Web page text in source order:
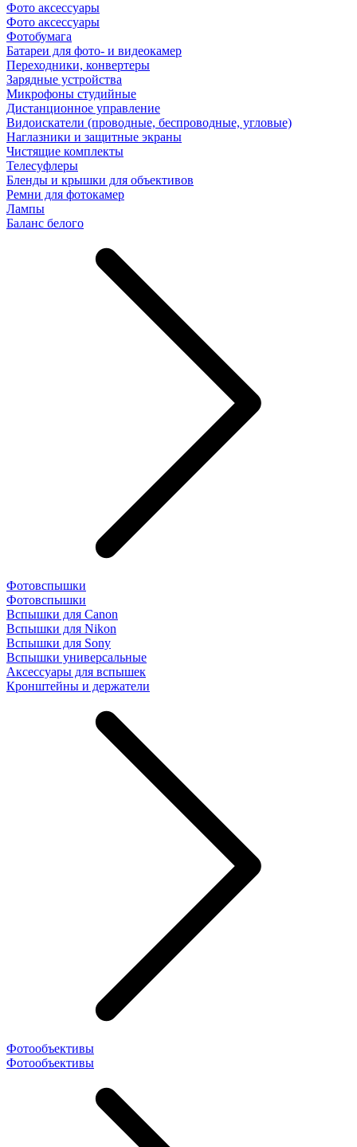
Фото аксессуары
Фото аксессуары
Фотобумага
Батареи для фото- и видеокамер
Переходники, конвертеры
Зарядные устройства
Микрофоны студийные
Дистанционное управление
Видоискатели (проводные, беспроводные, угловые)
Наглазники и защитные экраны
Чистящие комплекты
Телесуфлеры
Бленды и крышки для объективов
Ремни для фотокамер
Лампы
Баланс белого
Фотовспышки
Фотовспышки
Вспышки для Canon
Вспышки для Nikon
Вспышки для Sony
Вспышки универсальные
Аксесcуары для вспышек
Кронштейны и держатели
Фотообъективы
Фотообъективы